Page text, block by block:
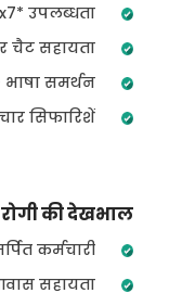
उपलब्धता
चैट सहायता
भाषा समर्थन
सिफारिशें
रोगी की देखभाल
कर्मचारी
सहायता